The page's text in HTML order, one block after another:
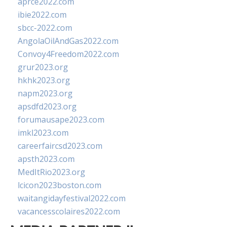
ibie2022.com
sbcc-2022.com
AngolaOilAndGas2022.com
Convoy4Freedom2022.com
grur2023.org
hkhk2023.org
napm2023.org
apsdfd2023.org
forumausape2023.com
imkl2023.com
careerfaircsd2023.com
apsth2023.com
MedItRio2023.org
lcicon2023boston.com
waitangidayfestival2022.com
vacancesscolaires2022.com